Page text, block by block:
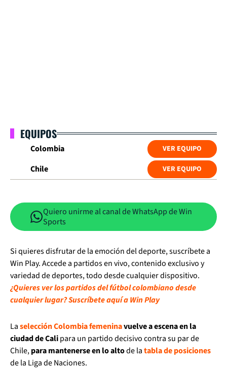
EQUIPOS
Colombia VER EQUIPO
Chile VER EQUIPO
Quiero unirme al canal de WhatsApp de Win
Sports
Si quieres disfrutar de la emoción del deporte, suscríbete a
Win Play. Accede a partidos en vivo, contenido exclusivo y
variedad de deportes, todo desde cualquier dispositivo.
¿Quieres ver los partidos del fútbol colombiano desde
cualquier lugar? Suscríbete aquí a Win Play
Laselección Colombia femeninavuelve a escena en la
ciudad de Calipara un partido decisivo contra su par de
Chile,para mantenerse en lo altode latabla de posiciones
de la Liga de Naciones.